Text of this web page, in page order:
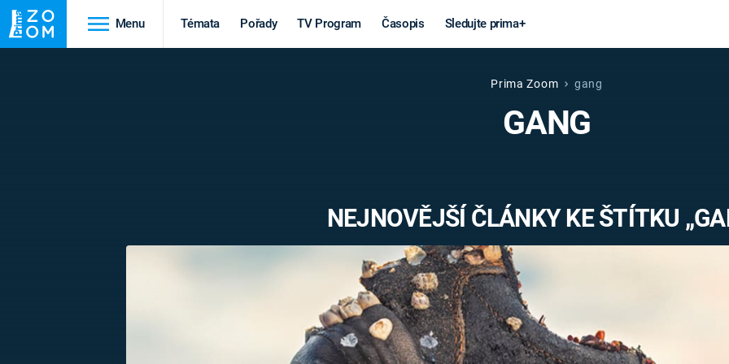
Menu Témata Pořady TV Program Časopis Sledujte prima+
STAROVĚKÝ EGYPT
Věda a
technika
MARS
VÁLEČNÉ
Záhady a
Prima Zoom gang
GANG
NEJNOVĚJŠÍ ČLÁNKY KE ŠTÍTKU